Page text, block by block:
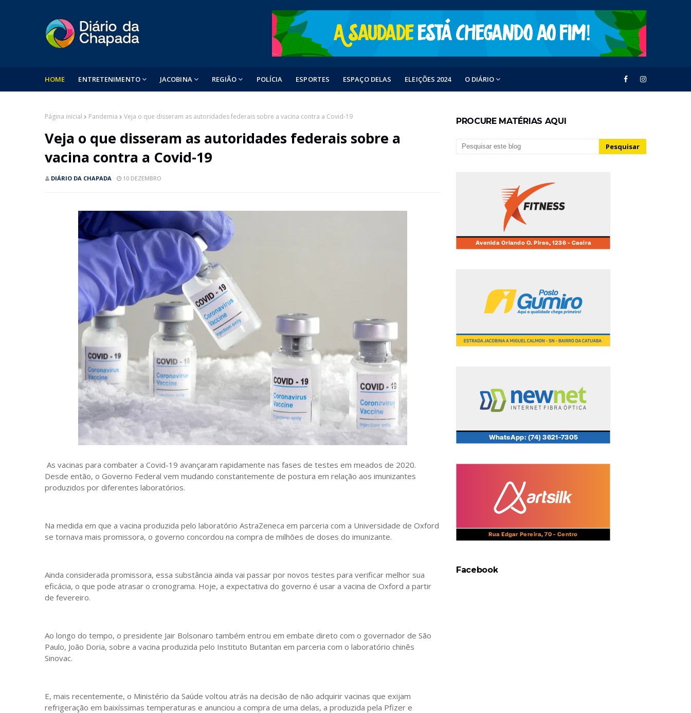
HOME ENTRETENIMENTO JACOBINA REGIÃO POLÍCIA ESPORTES ESPAÇO DELAS ELEIÇÕES 2024 O DIÁRIO
Página inicial Pandemia Veja o que disseram as autoridades federais sobre a vacina contra a Covid-19
Veja o que disseram as autoridades federais sobre a
vacina contra a Covid-19
DIÁRIO DA CHAPADA 10 DEZEMBRO
As vacinas para combater a Covid-19 avançaram rapidamente nas fases de testes em meados de 2020.
Desde então, o Governo Federal vem mudando constantemente de postura em relação aos imunizantes
produzidos por diferentes laboratórios.
Na medida em que a vacina produzida pelo laboratório AstraZeneca em parceria com a Universidade de Oxford
se tornava mais promissora, o governo concordou na compra de milhões de doses do imunizante.
Ainda considerada promissora, essa substância ainda vai passar por novos testes para verificar melhor sua
eficácia, o que pode atrasar o cronograma. Hoje, a expectativa do governo é usar a vacina de Oxford a partir
de fevereiro.
Ao longo do tempo, o presidente Jair Bolsonaro também entrou em embate direto com o governador de São
Paulo, João Doria, sobre a vacina produzida pelo Instituto Butantan em parceria com o laboratório chinês
Sinovac.
E, mais recentemente, o Ministério da Saúde voltou atrás na decisão de não adquirir vacinas que exijam
refrigeração em baixíssimas temperaturas e anunciou a compra de uma delas, a produzida pela Pfizer e
PROCURE MATÉRIAS AQUI
Facebook